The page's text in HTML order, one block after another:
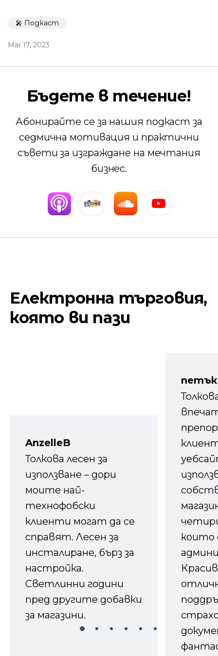
🎤 Подкаст
Mar 17, 2023
Бъдете в течение!
Абонирайте се за нашия подкаст за
седмична мотивация и практични
съвети за изграждане на мечтания
бизнес.
Електронна търговия,
която ви пази
AnzelleB
Толкова лесен за
използване – дори
моите най-
технофобски
клиенти могат да се
справят. Лесен за
инсталиране, бърз за
настройка.
Светлинни години
пред другите добавки
за магазини.
които